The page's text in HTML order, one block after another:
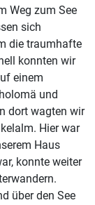
Weg zum See
sich
die traumhafte
konnten wir
einem
und
dort wagten wir
Hier war
Haus
konnte weiter
über den See